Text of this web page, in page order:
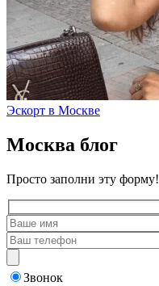
Эскорт в Москве
Москва блог
Просто заполни эту форму!
Звонок